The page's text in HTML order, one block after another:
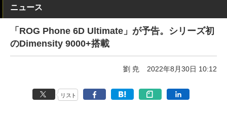
ニュース
「ROG Phone 6D Ultimate」が予告。シリーズ初
のDimensity 9000+搭載
劉 尭 2022年8月30日 10:12
リスト